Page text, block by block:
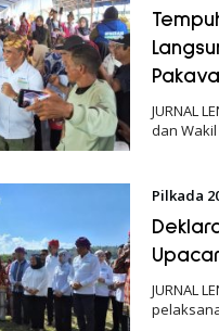
Pakava
JURNAL
dan
Pilkada
JURNAL